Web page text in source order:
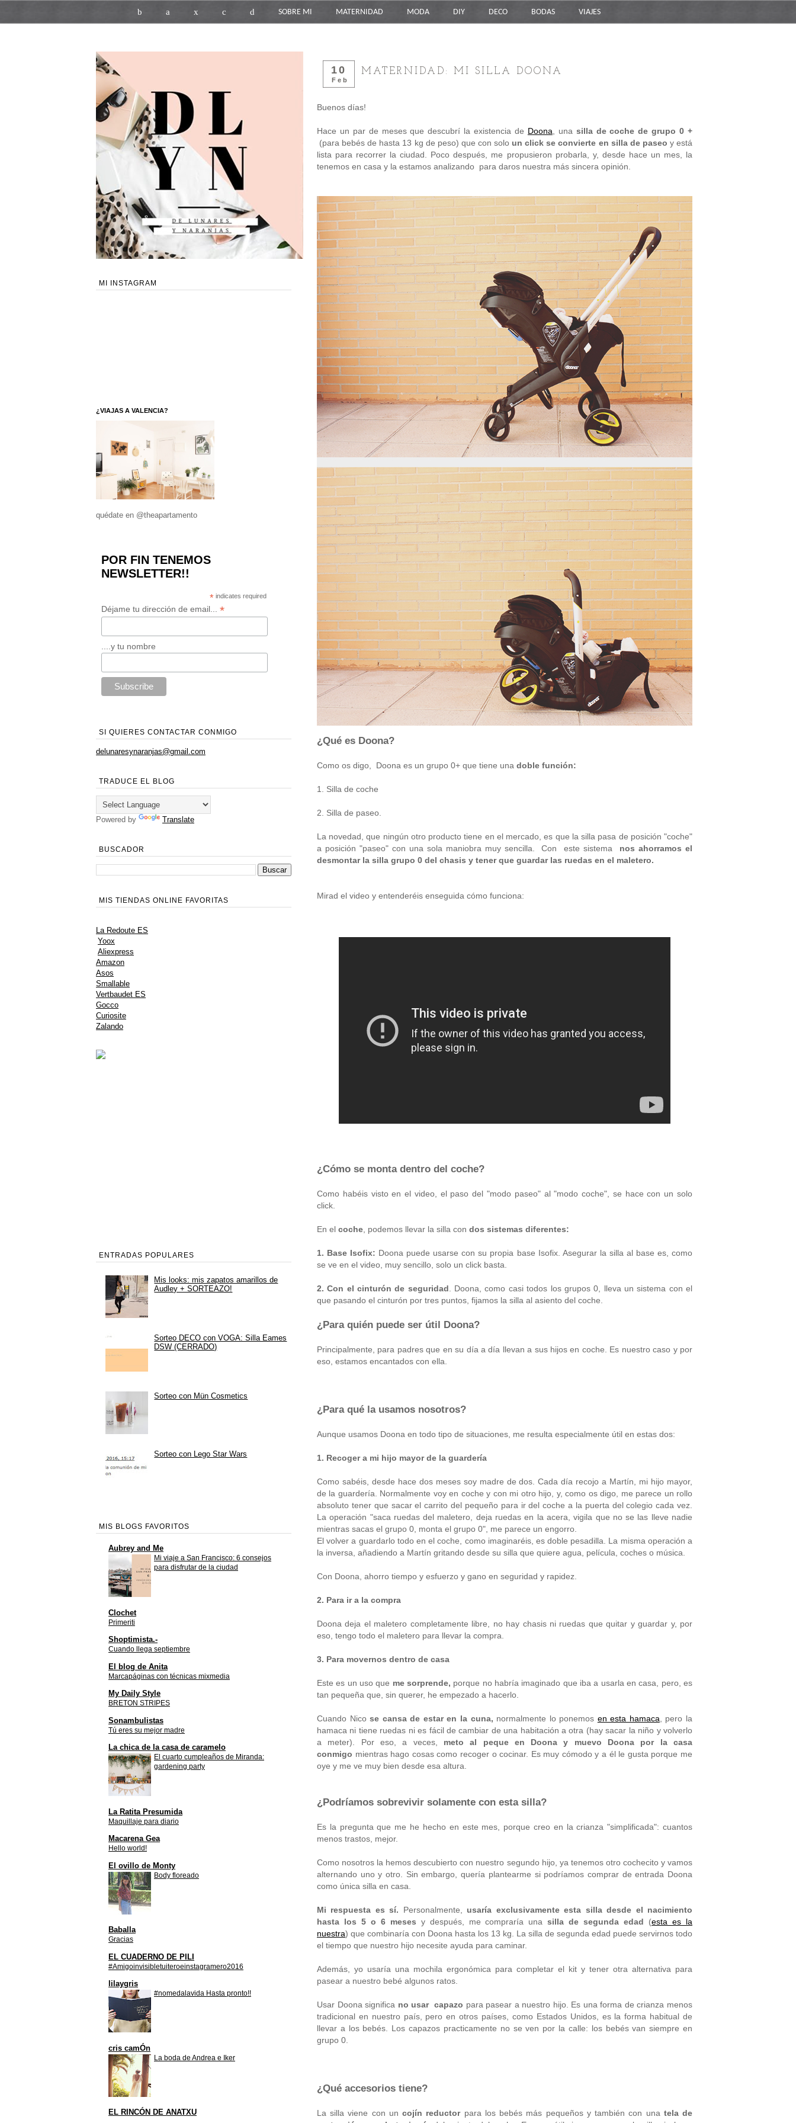
b a x c d SOBRE MI MATERNIDAD MODA DIY DECO BODAS VIAJES
10
Feb
MATERNIDAD: MI SILLA DOONA
Buenos días!
Hace un par de meses que descubrí la existencia de Doona , una silla de coche de grupo 0 +
(para bebés de hasta 13 kg de peso) que con solo un click se convierte en silla de paseo y está
lista para recorrer la ciudad. Poco después, me propusieron probarla, y, desde hace un mes, la
tenemos en casa y la estamos analizando para daros nuestra más sincera opinión.
¿Qué es Doona?
Como os digo, Doona es un grupo 0+ que tiene una doble función:
1. Silla de coche
2. Silla de paseo.
La novedad, que ningún otro producto tiene en el mercado, es que la silla pasa de posición "coche"
a posición "paseo" con una sola maniobra muy sencilla. Con este sistema nos ahorramos el
desmontar la silla grupo 0 del chasis y tener que guardar las ruedas en el maletero.
Mirad el video y entenderéis enseguida cómo funciona:
¿Cómo se monta dentro del coche?
Como habéis visto en el video, el paso del "modo paseo" al "modo coche", se hace con un solo
click.
En el coche, podemos llevar la silla con dos sistemas diferentes:
1. Base Isofix: Doona puede usarse con su propia base Isofix. Asegurar la silla al base es, como
se ve en el video, muy sencillo, solo un click basta.
2. Con el cinturón de seguridad. Doona, como casi todos los grupos 0, lleva un sistema con el
que pasando el cinturón por tres puntos, fijamos la silla al asiento del coche.
¿Para quién puede ser útil Doona?
Principalmente, para padres que en su día a día llevan a sus hijos en coche. Es nuestro caso y por
eso, estamos encantados con ella.
¿Para qué la usamos nosotros?
Aunque usamos Doona en todo tipo de situaciones, me resulta especialmente útil en estas dos:
1. Recoger a mi hijo mayor de la guardería
Como sabéis, desde hace dos meses soy madre de dos. Cada día recojo a Martín, mi hijo mayor,
de la guardería. Normalmente voy en coche y con mi otro hijo, y, como os digo, me parece un rollo
absoluto tener que sacar el carrito del pequeño para ir del coche a la puerta del colegio cada vez.
La operación "saca ruedas del maletero, deja ruedas en la acera, vigila que no se las lleve nadie
mientras sacas el grupo 0, monta el grupo 0", me parece un engorro.
El volver a guardarlo todo en el coche, como imaginaréis, es doble pesadilla. La misma operación a
la inversa, añadiendo a Martín gritando desde su silla que quiere agua, película, coches o música.
Con Doona, ahorro tiempo y esfuerzo y gano en seguridad y rapidez.
2. Para ir a la compra
Doona deja el maletero completamente libre, no hay chasis ni ruedas que quitar y guardar y, por
eso, tengo todo el maletero para llevar la compra.
3. Para movernos dentro de casa
Este es un uso que me sorprende, porque no habría imaginado que iba a usarla en casa, pero, es
tan pequeña que, sin querer, he empezado a hacerlo.
Cuando Nicose cansa de estar en la cuna, normalmente lo ponemos en esta hamaca, pero la
hamaca ni tiene ruedas ni es fácil de cambiar de una habitación a otra (hay sacar la niño y volverlo
a meter). Por eso, a veces, meto al peque en Doona y muevo Doona por la casa
conmigo mientras hago cosas como recoger o cocinar. Es muy cómodo y a él le gusta porque me
oye y me ve muy bien desde esa altura.
¿Podríamos sobrevivir solamente con esta silla?
Es la pregunta que me he hecho en este mes, porque creo en la crianza "simplificada": cuantos
menos trastos, mejor.
Como nosotros la hemos descubierto con nuestro segundo hijo, ya tenemos otro cochecito y vamos
alternando uno y otro. Sin embargo, quería plantearme si podríamos comprar de entrada Doona
como única silla en casa.
Mi respuesta es sí. Personalmente, usaría exclusivamente esta silla desde el nacimiento
hasta los 5 o 6 meses y después, me compraría unasilla de segunda edad (esta es la
nuestra) que combinaría con Doona hasta los 13 kg. La silla de segunda edad puede servirnos todo
el tiempo que nuestro hijo necesite ayuda para caminar.
Además, yo usaría una mochila ergonómica para completar el kit y tener otra alternativa para
pasear a nuestro bebé algunos ratos.
Usar Doona significa no usar capazo para pasear a nuestro hijo. Es una forma de crianza menos
tradicional en nuestro país, pero en otros países, como Estados Unidos, es la forma habitual de
llevar a los bebés. Los capazos practicamente no se ven por la calle: los bebés van siempre en
grupo 0.
¿Qué accesorios tiene?
La silla viene con uncojín reductorpara los bebés más pequeños y también con una tela de
MI INSTAGRAM
¿VIAJAS A VALENCIA?
quédate en @theapartamento
POR FIN TENEMOS
NEWSLETTER!!
* indicates required
Déjame tu dirección de email... *
....y tu nombre
SI QUIERES CONTACTAR CONMIGO
delunaresynaranjas@gmail.com
TRADUCE EL BLOG
Powered by Translate
BUSCADOR
MIS TIENDAS ONLINE FAVORITAS
La Redoute ES
Yoox
Aliexpress
Amazon
Asos
Smallable
Vertbaudet ES
Gocco
Curiosite
Zalando
ENTRADAS POPULARES
Mis looks: mis zapatos amarillos de
Audley + SORTEAZO!
Sorteo DECO con VOGA: Silla Eames
DSW (CERRADO)
Sorteo con Mün Cosmetics
Sorteo con Lego Star Wars
MIS BLOGS FAVORITOS
Aubrey and Me
Mi viaje a San Francisco: 6 consejos
para disfrutar de la ciudad
Clochet
Primeriti
Shoptimista.-
Cuando llega septiembre
El blog de Anita
Marcapáginas con técnicas mixmedia
My Daily Style
BRETON STRIPES
Sonambulistas
Tú eres su mejor madre
La chica de la casa de caramelo
El cuarto cumpleaños de Miranda:
gardening party
La Ratita Presumida
Maquillaje para diario
Macarena Gea
Hello world!
El ovillo de Monty
Body floreado
Baballa
Gracias
EL CUADERNO DE PILI
#Amigoinvisibletuiteroeinstagramero2016
lilaygris
#nomedalavida Hasta pronto!!
cris camÓn
La boda de Andrea e Iker
EL RINCÓN DE ANATXU